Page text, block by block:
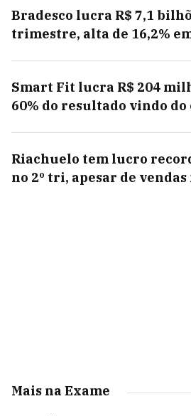
Bradesco lucra R$ 7,1
trimestre, alta de 16,2%
Smart Fit lucra R$ 204
60% do resultado vindo
Riachuelo tem lucro
no 2º tri, apesar de
Mais na Exame